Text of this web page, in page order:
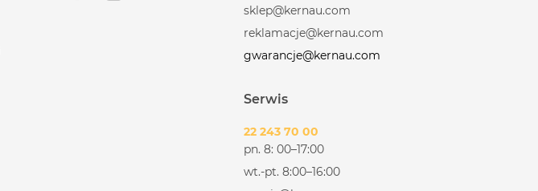
sklep@kernau.com
reklamacje@kernau.com
gwarancje@kernau.com
Serwis
22 243 70 00
pn. 8: 00–17:00
wt.-pt. 8:00–16:00